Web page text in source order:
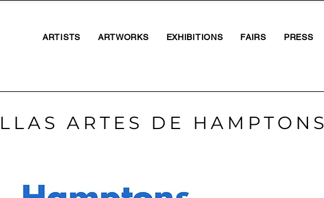
ARTISTS ARTWORKS EXHIBITIONS FAIRS PRESS
ARTES DE HAMPTONS